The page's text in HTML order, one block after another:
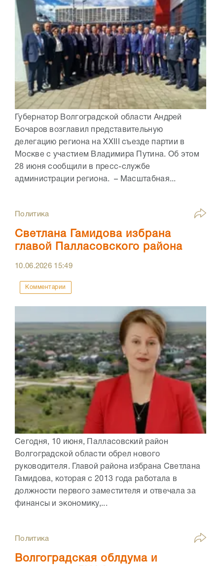
Губернатор Волгоградской области Андрей
Бочаров возглавил представительную
делегацию региона на XXIII съезде партии в
Москве с участием Владимира Путина. Об этом
28 июня сообщили в пресс-службе
администрации региона. – Масштабная...
Политика
Светлана Гамидова избрана
главой Палласовского района
10.06.2026 15:49
Комментарии
Сегодня, 10 июня, Палласовский район
Волгоградской области обрел нового
руководителя. Главой района избрана Светлана
Гамидова, которая с 2013 года работала в
должности первого заместителя и отвечала за
финансы и экономику,...
Политика
Волгоградская облдума и